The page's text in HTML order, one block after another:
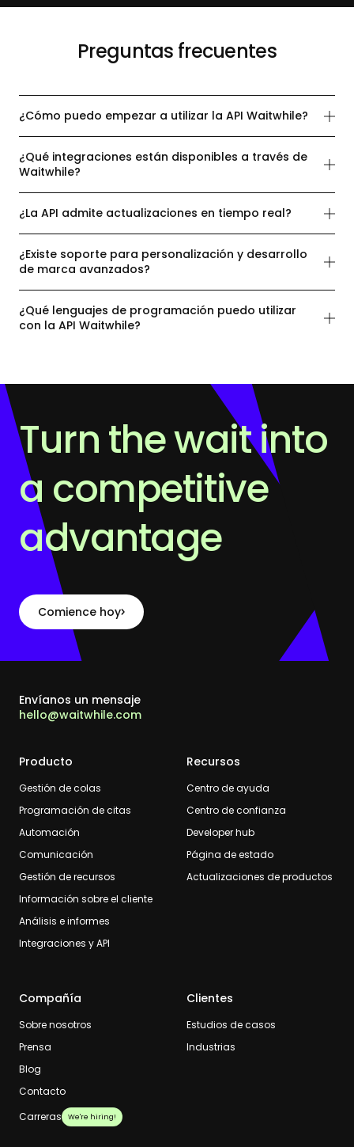
Preguntas frecuentes
¿Cómo puedo empezar a utilizar la API Waitwhile?
¿Qué integraciones están disponibles a través de
Waitwhile?
¿La API admite actualizaciones en tiempo real?
¿Existe soporte para personalización y desarrollo
de marca avanzados?
¿Qué lenguajes de programación puedo utilizar
con la API Waitwhile?
Turn the wait into
a competitive
advantage
Comience hoy
Envíanos un mensaje
hello@waitwhile.com
Producto
Gestión de colas
Programación de citas
Automación
Comunicación
Gestión de recursos
Información sobre el cliente
Análisis e informes
Integraciones y API
Recursos
Centro de ayuda
Centro de confianza
Developer hub
Página de estado
Actualizaciones de productos
Compañía
Sobre nosotros
Prensa
Blog
Contacto
Carreras
We're hiring!
Clientes
Estudios de casos
Industrias